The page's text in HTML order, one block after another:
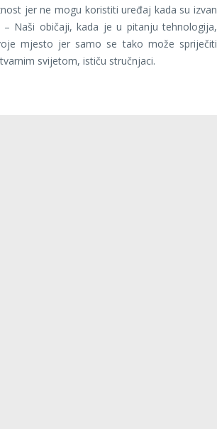
jer ne mogu koristiti uređaj kada su izvan
– Naši običaji, kada je u pitanju tehnologija,
mjesto jer samo se tako može spriječiti
svijetom, ističu stručnjaci.